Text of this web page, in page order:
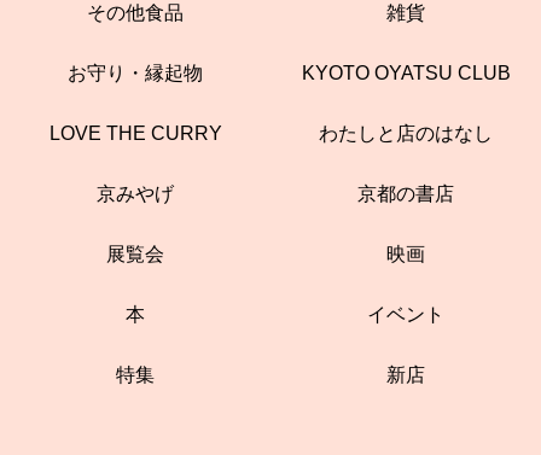
その他食品 雑貨
お守り・縁起物 KYOTO OYATSU CLUB
LOVE THE CURRY わたしと店のはなし
京みやげ 京都の書店
展覧会 映画
本 イベント
特集 新店